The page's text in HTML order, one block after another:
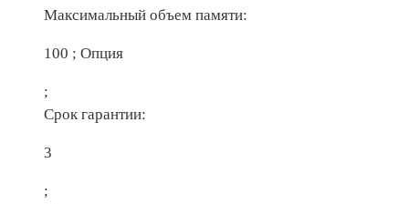
Максимальный объем памяти:
100 ; Опция
;
Срок гарантии:
3
;